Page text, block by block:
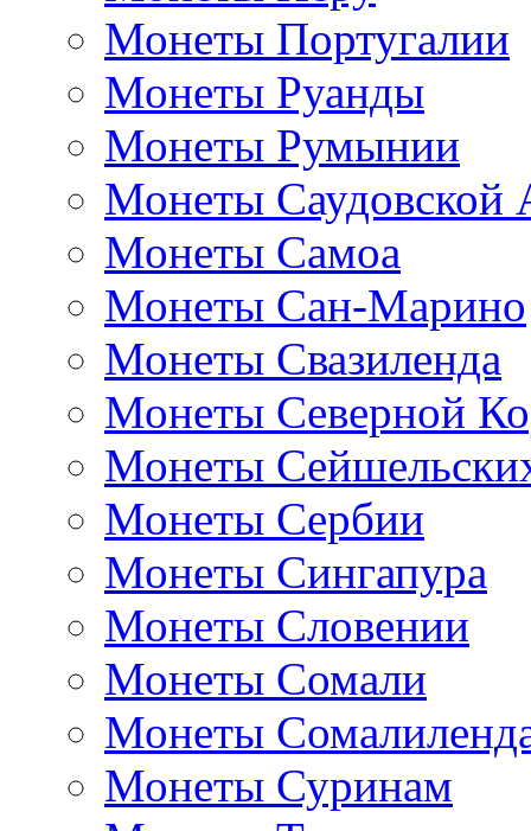
Монеты Португалии
Монеты Руанды
Монеты Румынии
Монеты Саудовской
Монеты Самоа
Монеты Сан-Марино
Монеты Свазиленда
Монеты Северной
Монеты
Монеты Сербии
Монеты Сингапура
Монеты Словении
Монеты Сомали
Монеты
Монеты Суринам